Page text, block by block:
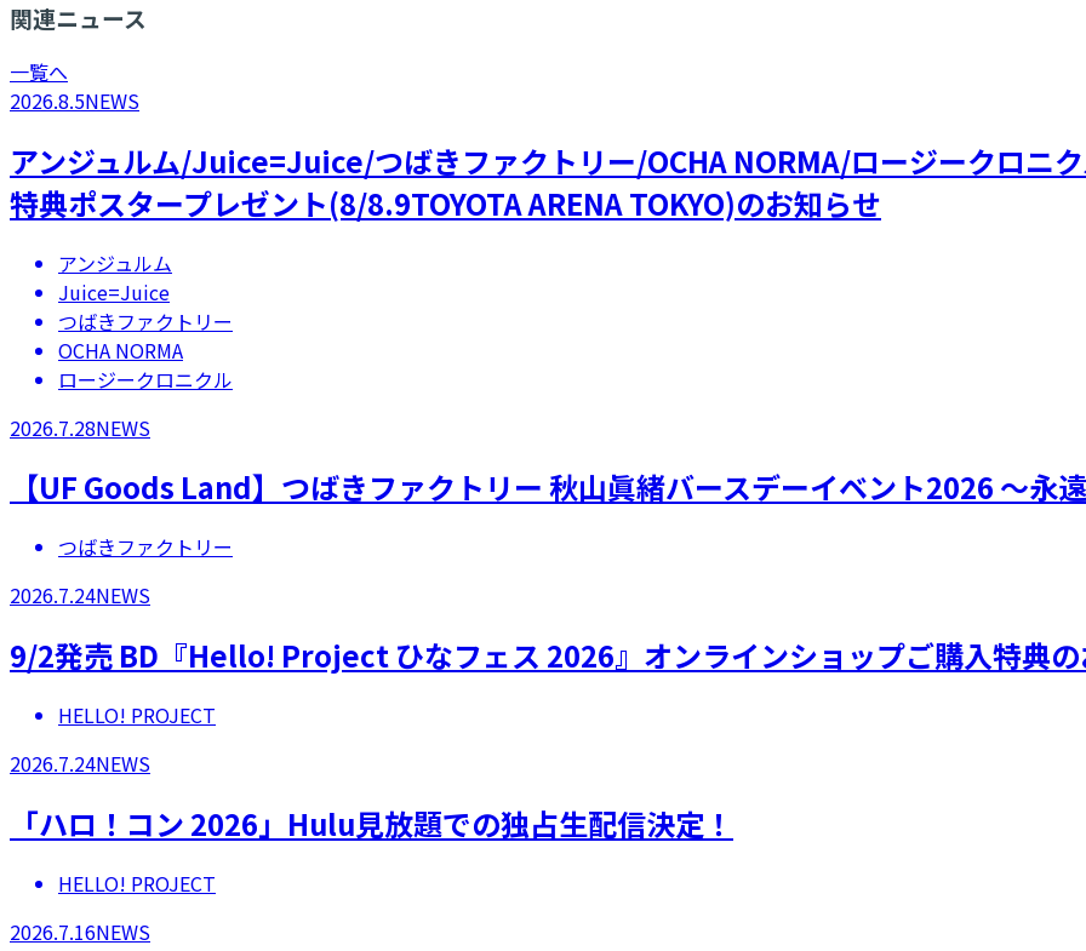
関連ニュース
一覧へ
2026.8.5NEWS
アンジュルム/Juice=Juice/つばきファクトリー/OCHA NORMA/ロージークロニ
特典ポスタープレゼント(8/8.9TOYOTA ARENA TOKYO)のお知らせ
アンジュルム
Juice=Juice
つばきファクトリー
OCHA NORMA
ロージークロニクル
2026.7.28NEWS
【UF Goods Land】つばきファクトリー 秋山眞緒バースデーイベント2026 ～永
つばきファクトリー
2026.7.24NEWS
9/2発売 BD『Hello! Project ひなフェス 2026』オンラインショップご購入特典
HELLO! PROJECT
2026.7.24NEWS
「ハロ！コン 2026」Hulu見放題での独占生配信決定！
HELLO! PROJECT
2026.7.16NEWS